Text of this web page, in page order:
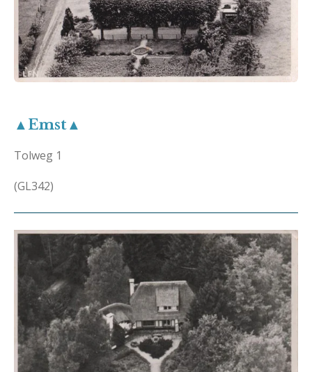
▲Emst▲
Tolweg 1
(GL342)